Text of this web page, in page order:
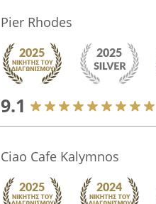
Pier Rhodes
9.1
Ciao Cafe Kalymnos